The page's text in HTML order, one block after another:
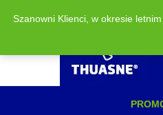
Szanowni Klienci, w okresie